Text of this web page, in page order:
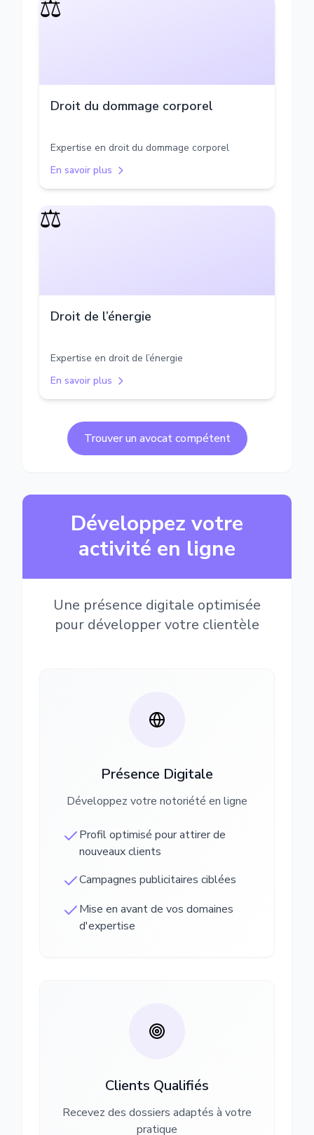
⚖️
Droit du dommage corporel
Expertise en droit du dommage corporel
En savoir plus
⚖️
Droit de l’énergie
Expertise en droit de l’énergie
En savoir plus
Trouver un avocat compétent
Développez votre
activité en ligne
Une présence digitale optimisée
pour développer votre clientèle
Présence Digitale
Développez votre notoriété en ligne
Profil optimisé pour attirer de
nouveaux clients
Campagnes publicitaires ciblées
Mise en avant de vos domaines
d'expertise
Clients Qualifiés
Recevez des dossiers adaptés à votre
pratique